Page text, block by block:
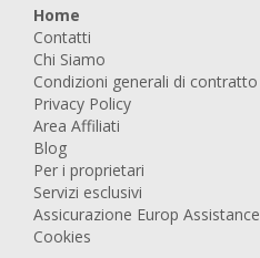
Home
Contatti
Chi Siamo
Condizioni generali di contratto
Privacy Policy
Area Affiliati
Blog
Per i proprietari
Servizi esclusivi
Assicurazione Europ Assistance
Cookies